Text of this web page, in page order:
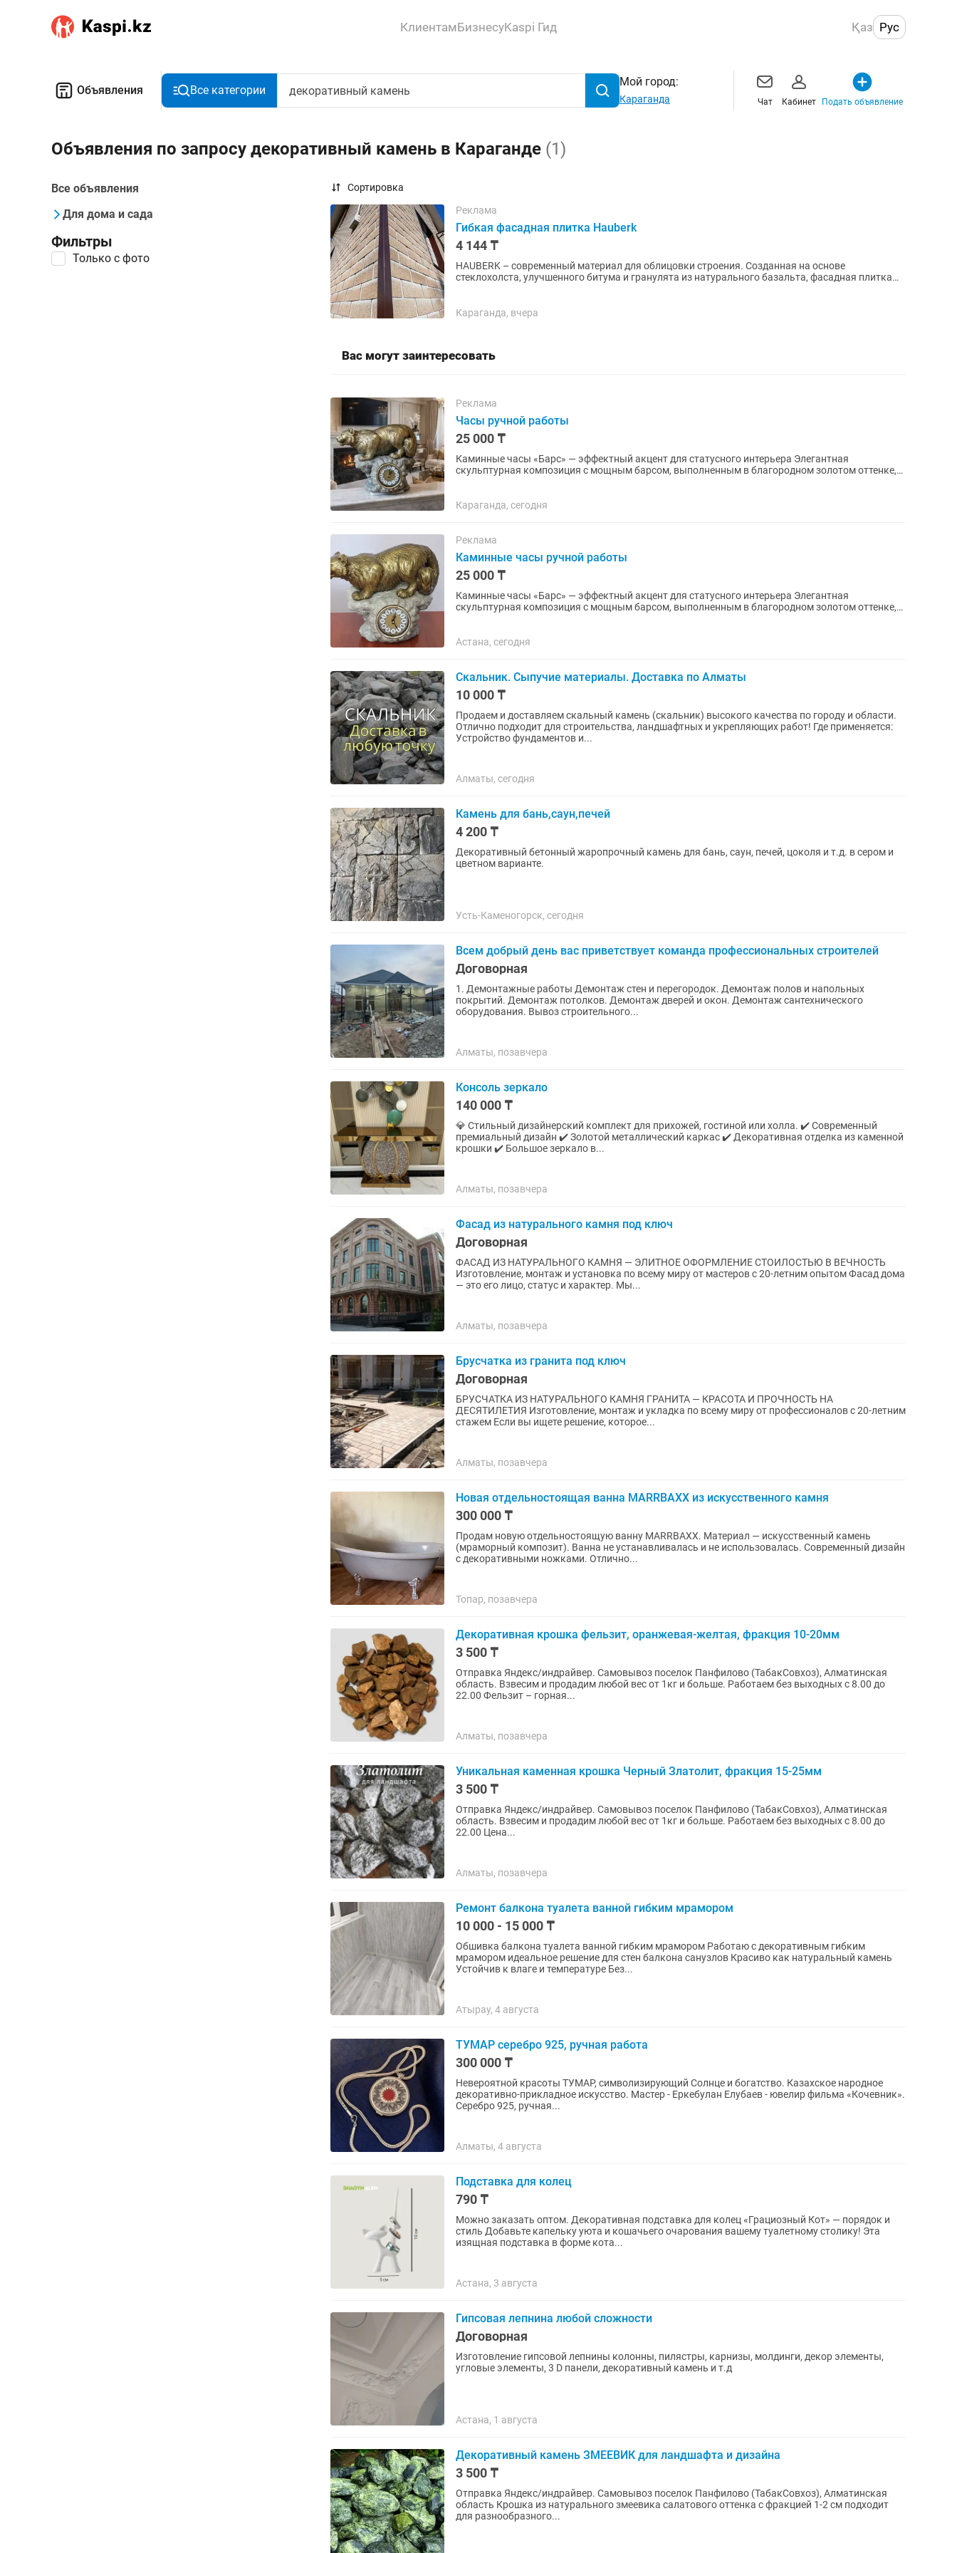
КлиентамБизнесуKaspi Гид Қаз Рус
Объявления Все категории
Мой город:
Караганда Чат Кабинет Подать объявление
Объявления по запросу декоративный камень в Караганде (1)
Все объявления
Для дома и сада
Фильтры
Только с фото
Сортировка
Реклама
Гибкая фасадная плитка Hauberk
4 144 ₸
HAUBERK – современный материал для облицовки строения. Созданная на основе
стеклохолста, улучшенного битума и гранулята из натурального базальта, фасадная плитка
Караганда, вчера
Вас могут заинтересовать
Реклама
Часы ручной работы
25 000 ₸
Каминные часы «Барс» — эффектный акцент для статусного интерьера Элегантная
скульптурная композиция с мощным барсом, выполненным в благородном золотом оттенке,
Караганда, сегодня
Реклама
Каминные часы ручной работы
25 000 ₸
Каминные часы «Барс» — эффектный акцент для статусного интерьера Элегантная
скульптурная композиция с мощным барсом, выполненным в благородном золотом оттенке,
Астана, сегодня
Скальник. Сыпучие материалы. Доставка по Алматы
10 000 ₸
Продаем и доставляем скальный камень (скальник) высокого качества по городу и области.
Отлично подходит для строительства, ландшафтных и укрепляющих работ! Где применяется:
Устройство фундаментов и...
Алматы, сегодня
Камень для бань,саун,печей
4 200 ₸
Декоративный бетонный жаропрочный камень для бань, саун, печей, цоколя и т.д. в сером и
цветном варианте.
Усть-Каменогорск, сегодня
Всем добрый день вас приветствует команда профессиональных строителей
Договорная
1. Демонтажные работы Демонтаж стен и перегородок. Демонтаж полов и напольных
покрытий. Демонтаж потолков. Демонтаж дверей и окон. Демонтаж сантехнического
оборудования. Вывоз строительного...
Алматы, позавчера
Консоль зеркало
140 000 ₸
💎 Стильный дизайнерский комплект для прихожей, гостиной или холла. ✔️ Современный
премиальный дизайн ✔️ Золотой металлический каркас ✔️ Декоративная отделка из каменной
крошки ✔️ Большое зеркало в...
Алматы, позавчера
Фасад из натурального камня под ключ
Договорная
ФАСАД ИЗ НАТУРАЛЬНОГО КАМНЯ — ЭЛИТНОЕ ОФОРМЛЕНИЕ СТОИЛОСТЬЮ В ВЕЧНОСТЬ
Изготовление, монтаж и установка по всему миру от мастеров с 20-летним опытом Фасад дома
— это его лицо, статус и характер. Мы...
Алматы, позавчера
Брусчатка из гранита под ключ
Договорная
БРУСЧАТКА ИЗ НАТУРАЛЬНОГО КАМНЯ ГРАНИТА — КРАСОТА И ПРОЧНОСТЬ НА
ДЕСЯТИЛЕТИЯ Изготовление, монтаж и укладка по всему миру от профессионалов с 20-летним
стажем Если вы ищете решение, которое...
Алматы, позавчера
Новая отдельностоящая ванна MARRBAXX из искусственного камня
300 000 ₸
Продам новую отдельностоящую ванну MARRBAXX. Материал — искусственный камень
(мраморный композит). Ванна не устанавливалась и не использовалась. Современный дизайн
с декоративными ножками. Отлично...
Топар, позавчера
Декоративная крошка фельзит, оранжевая-желтая, фракция 10-20мм
3 500 ₸
Отправка Яндекс/индрайвер. Самовывоз поселок Панфилово (ТабакСовхоз), Алматинская
область. Взвесим и продадим любой вес от 1кг и больше. Работаем без выходных с 8.00 до
22.00 Фельзит – горная...
Алматы, позавчера
Уникальная каменная крошка Черный Златолит, фракция 15-25мм
3 500 ₸
Отправка Яндекс/индрайвер. Самовывоз поселок Панфилово (ТабакСовхоз), Алматинская
область. Взвесим и продадим любой вес от 1кг и больше. Работаем без выходных с 8.00 до
22.00 Цена...
Алматы, позавчера
Ремонт балкона туалета ванной гибким мрамором
10 000 - 15 000 ₸
Обшивка балкона туалета ванной гибким мрамором Работаю с декоративным гибким
мрамором идеальное решение для стен балкона санузлов Красиво как натуральный камень
Устойчив к влаге и температуре Без...
Атырау, 4 августа
ТУМАР серебро 925, ручная работа
300 000 ₸
Невероятной красоты ТУМАР, символизирующий Солнце и богатство. Казахское народное
декоративно-прикладное искусство. Мастер - Еркебулан Елубаев - ювелир фильма «Кочевник».
Серебро 925, ручная...
Алматы, 4 августа
Подставка для колец
790 ₸
Можно заказать оптом. Декоративная подставка для колец «Грациозный Кот» — порядок и
стиль Добавьте капельку уюта и кошачьего очарования вашему туалетному столику! Эта
изящная подставка в форме кота...
Астана, 3 августа
Гипсовая лепнина любой сложности
Договорная
Изготовление гипсовой лепнины колонны, пилястры, карнизы, молдинги, декор элементы,
угловые элементы, 3 D панели, декоративный камень и т.д
Астана, 1 августа
Декоративный камень ЗМЕЕВИК для ландшафта и дизайна
3 500 ₸
Отправка Яндекс/индрайвер. Самовывоз поселок Панфилово (ТабакСовхоз), Алматинская
область Крошка из натурального змеевика салатового оттенка с фракцией 1-2 см подходит
для разнообразного...